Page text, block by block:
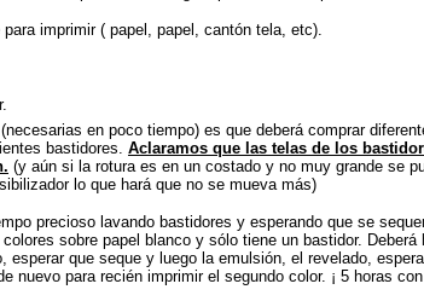
imprimir ( papel, papel, cantón tela, etc).
(necesarias en poco tiempo) es que deberá comprar
bastidores. Aclaramos que las telas de los
(y aún si la rotura es en un costado y no muy grande se
lo que hará que no se mueva más)
precioso lavando bastidores y esperando que se
sobre papel blanco y sólo tiene un bastidor. Deberá
esperar que seque y luego la emulsión, el revelado,
nuevo para recién imprimir el segundo color. ¡ 5 horas